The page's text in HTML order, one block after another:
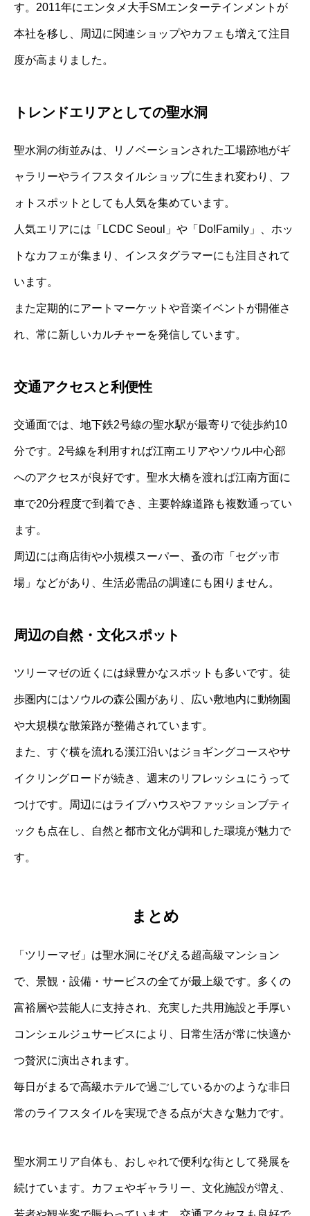
す。2011年にエンタメ大手SMエンターテインメントが
本社を移し、周辺に関連ショップやカフェも増えて注目
度が高まりました。
トレンドエリアとしての聖水洞
聖水洞の街並みは、リノベーションされた工場跡地がギ
ャラリーやライフスタイルショップに生まれ変わり、フ
ォトスポットとしても人気を集めています。
人気エリアには「LCDC Seoul」や「Do!Family」、ホッ
トなカフェが集まり、インスタグラマーにも注目されて
います。
また定期的にアートマーケットや音楽イベントが開催さ
れ、常に新しいカルチャーを発信しています。
交通アクセスと利便性
交通面では、地下鉄2号線の聖水駅が最寄りで徒歩約10
分です。2号線を利用すれば江南エリアやソウル中心部
へのアクセスが良好です。聖水大橋を渡れば江南方面に
車で20分程度で到着でき、主要幹線道路も複数通ってい
ます。
周辺には商店街や小規模スーパー、蚤の市「セグッ市
場」などがあり、生活必需品の調達にも困りません。
周辺の自然・文化スポット
ツリーマゼの近くには緑豊かなスポットも多いです。徒
歩圏内にはソウルの森公園があり、広い敷地内に動物園
や大規模な散策路が整備されています。
また、すぐ横を流れる漢江沿いはジョギングコースやサ
イクリングロードが続き、週末のリフレッシュにうって
つけです。周辺にはライブハウスやファッションブティ
ックも点在し、自然と都市文化が調和した環境が魅力で
す。
まとめ
「ツリーマゼ」は聖水洞にそびえる超高級マンション
で、景観・設備・サービスの全てが最上級です。多くの
富裕層や芸能人に支持され、充実した共用施設と手厚い
コンシェルジュサービスにより、日常生活が常に快適か
つ贅沢に演出されます。
毎日がまるで高級ホテルで過ごしているかのような非日
常のライフスタイルを実現できる点が大きな魅力です。
聖水洞エリア自体も、おしゃれで便利な街として発展を
続けています。カフェやギャラリー、文化施設が増え、